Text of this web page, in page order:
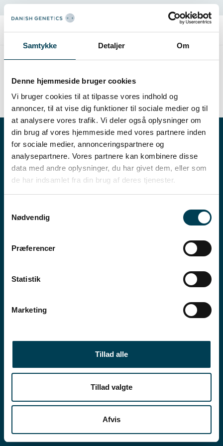
Samtykke Detaljer Om
Denne hjemmeside bruger cookies
Vi bruger cookies til at tilpasse vores indhold og
annoncer, til at vise dig funktioner til sociale medier og til
at analysere vores trafik. Vi deler også oplysninger om
din brug af vores hjemmeside med vores partnere inden
for sociale medier, annonceringspartnere og
analysepartnere. Vores partnere kan kombinere disse
data med andre oplysninger, du har givet dem, eller som
de har indsamlet fra din brug af deres tjenester.
Nødvendig
Præferencer
Statistik
Marketing
Tillad alle
Tillad valgte
Afvis
Extranet
Danishgenetics.dk/ru
Nordager 2
T +45 7026 0616
genetics.com
Partner data